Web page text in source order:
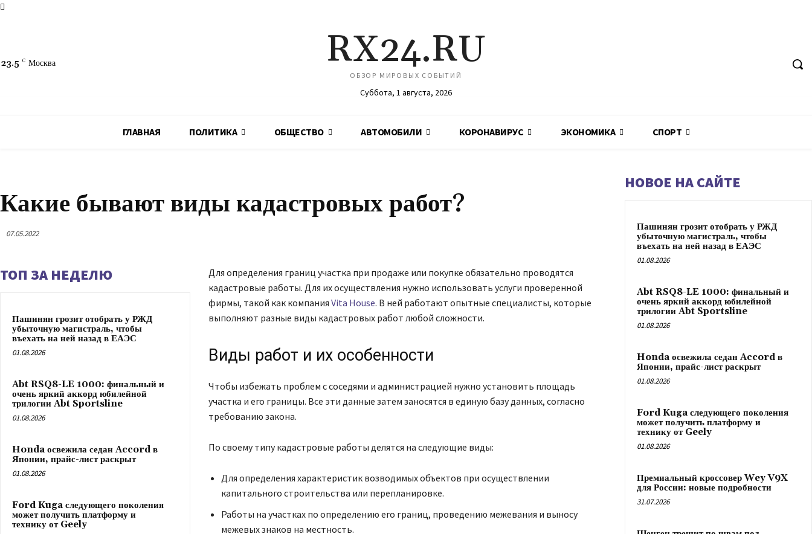
23.5 C Москва RX24.RU
ОБЗОР МИРОВЫХ СОБЫТИЙ
Суббота, 1 августа, 2026
ГЛАВНАЯ ПОЛИТИКА ОБЩЕСТВО АВТОМОБИЛИ КОРОНАВИРУС ЭКОНОМИКА СПОРТ
Какие бывают виды кадастровых работ?
07.05.2022
ТОП ЗА НЕДЕЛЮ
Пашинян грозит отобрать у РЖД
убыточную магистраль, чтобы
въехать на ней назад в ЕАЭС
01.08.2026
Abt RSQ8-LE 1000: финальный и
очень яркий аккорд юбилейной
трилогии Abt Sportsline
01.08.2026
Honda освежила седан Accord в
Японии, прайс-лист раскрыт
01.08.2026
Ford Kuga следующего поколения
может получить платформу и
технику от Geely
Для определения границ участка при продаже или покупке обязательно проводятся
кадастровые работы. Для их осуществления нужно использовать услуги проверенной
фирмы, такой как компания Vita House. В ней работают опытные специалисты, которые
выполняют разные виды кадастровых работ любой сложности.
Виды работ и их особенности
Чтобы избежать проблем с соседями и администрацией нужно установить площадь
участка и его границы. Все эти данные затем заносятся в единую базу данных, согласно
требованию закона.
По своему типу кадастровые работы делятся на следующие виды:
Для определения характеристик возводимых объектов при осуществлении
капитального строительства или перепланировке.
Работы на участках по определению его границ, проведению межевания и выносу
межевых знаков на местность.
НОВОЕ НА САЙТЕ
Пашинян грозит отобрать у РЖД
убыточную магистраль, чтобы
въехать на ней назад в ЕАЭС
01.08.2026
Abt RSQ8-LE 1000: финальный и
очень яркий аккорд юбилейной
трилогии Abt Sportsline
01.08.2026
Honda освежила седан Accord в
Японии, прайс-лист раскрыт
01.08.2026
Ford Kuga следующего поколения
может получить платформу и
технику от Geely
01.08.2026
Премиальный кроссовер Wey V9X
для России: новые подробности
31.07.2026